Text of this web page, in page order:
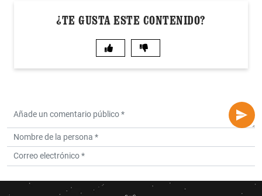
¿TE GUSTA ESTE CONTENIDO?